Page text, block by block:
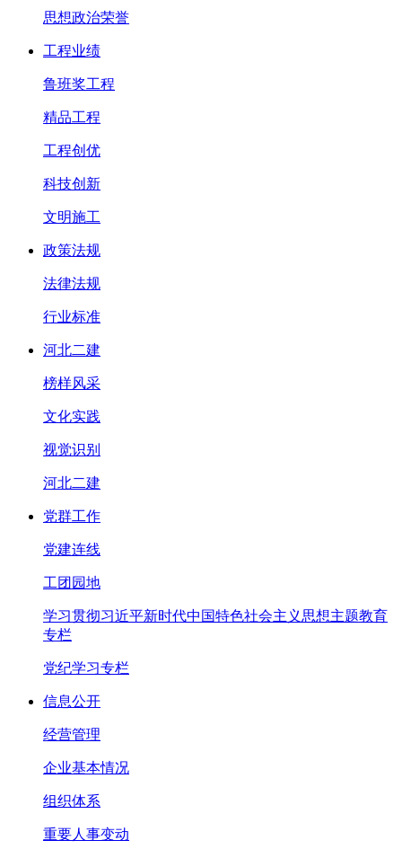
思想政治荣誉
工程业绩
鲁班奖工程
精品工程
工程创优
科技创新
文明施工
政策法规
法律法规
行业标准
河北二建
榜样风采
文化实践
视觉识别
河北二建
党群工作
党建连线
工团园地
学习贯彻习近平新时代中国特色社会主义思想主题教育
专栏
党纪学习专栏
信息公开
经营管理
企业基本情况
组织体系
重要人事变动